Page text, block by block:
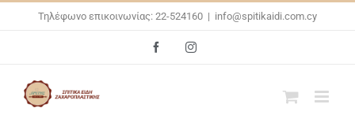
Τηλέφωνο επικοινωνίας: 22-524160 | info@spitikaidi.com.cy
FacebookInstagram